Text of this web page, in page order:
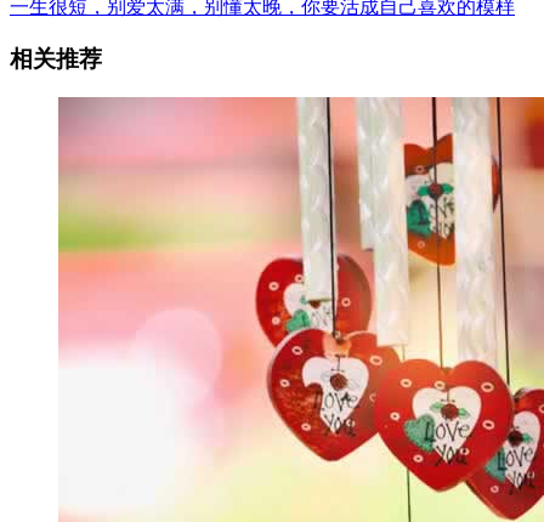
一生很短，别爱太满，别懂太晚，你要活成自己喜欢的模样
相关推荐